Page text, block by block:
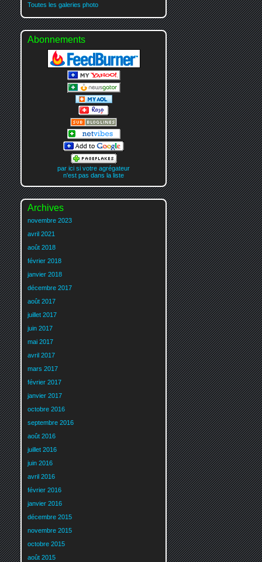
Toutes les galeries photo
Abonnements
par ici si votre agrégateur
n'est pas dans la liste
Archives
novembre 2023
avril 2021
août 2018
février 2018
janvier 2018
décembre 2017
août 2017
juillet 2017
juin 2017
mai 2017
avril 2017
mars 2017
février 2017
janvier 2017
octobre 2016
septembre 2016
août 2016
juillet 2016
juin 2016
avril 2016
février 2016
janvier 2016
décembre 2015
novembre 2015
octobre 2015
août 2015